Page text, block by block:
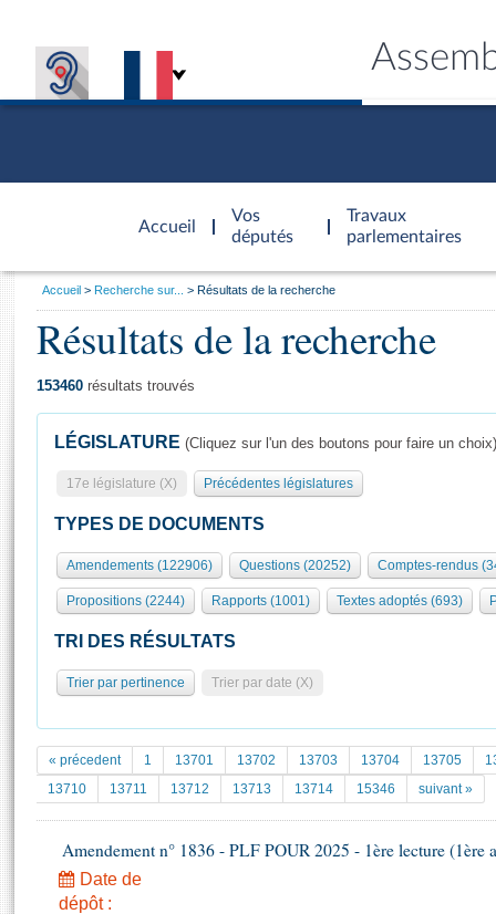
Accueil
d'accueil
Vos
députés
Travaux
parlementaires
Présidence
577 députés
Groupes politiques
Séance publique
Commissions et autres organes
Europe et International
Pétitions
Documents parlementaires
Projets de loi
Propositions de loi
Amendements
Textes adoptés
Général
Rôle et pouvoirs de l'Assemblée
Organisation de l'Assemblée
Présidence Conférence des Présidents Bureau Collège des
Statistiques et chiffres clés
Documents de référence
( Constitution | Règlement de l'Assemblée ... )
Histoire
Juniors
Visiter l'Assemblée
Visite virtuelle du palais Bourbon
Assister à une séance
La Bibliothèque
Les archives
Photos libres de droit
Vous
Accueil Recherche sur... Résultats de la recherche
Résultats de la recherche
153460 résultats trouvés
LÉGISLATURE (Cliquez sur l'un des boutons pour faire un choix)
17e législature (X) Précédentes législatures
TYPES DE DOCUMENTS
Amendements (122906) Questions (20252) Comptes-rendus
Propositions (2244) Rapports (1001) Textes adoptés (693)
TRI DES RÉSULTATS
Trier par pertinence Trier par date (X)
« précedent 1 13701 13702 13703 13704 13705
13710
13711 13712 13713 13714 15346 suivant »
Amendement n° 1836 - PLF POUR 2025 - 1ère lecture (1ère
Date de
dépôt :